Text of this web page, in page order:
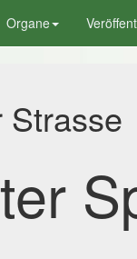
Organe
Strasse